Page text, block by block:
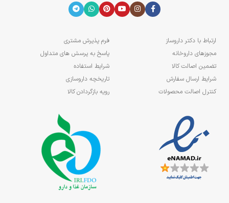
ارتباط با دکتر داروساز
مجوزهای داروخانه
تضمین اصالت کالا
شرایط ارسال سفارش
کنترل اصالت محصولات
فرم پذیرش مشتری
پاسخ به پرسش های متداول
شرایط استفاده
تاریخچه داروسازی
رویه بازگردادن کالا